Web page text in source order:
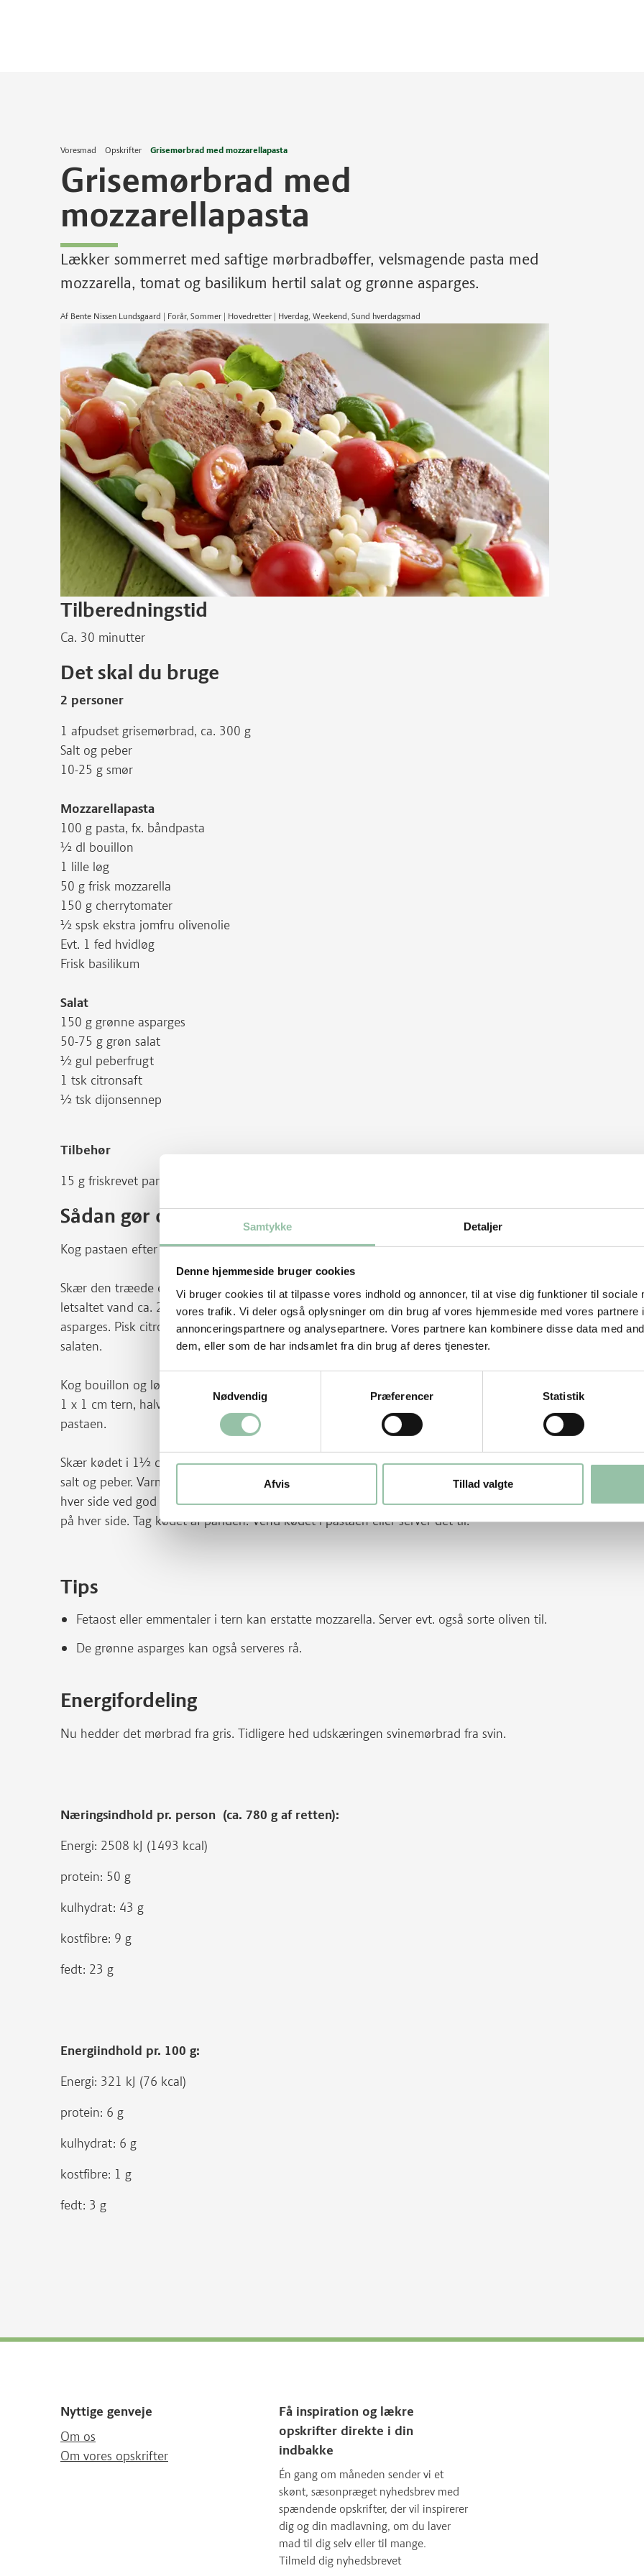
Samtykke Detaljer
Denne hjemmeside bruger cookies
Vi bruger cookies til at tilpasse vores indhold og annoncer, til at vise dig funktioner til sociale
vores trafik. Vi deler også oplysninger om din brug af vores hjemmeside med vores partnere
annonceringspartnere og analysepartnere. Vores partnere kan kombinere disse data med
dem, eller som de har indsamlet fra din brug af deres tjenester.
Nødvendig
Præferencer Statistik
Afvis Tillad valgte
Voresmad Opskrifter Grisemørbrad med mozzarellapasta
Grisemørbrad med
mozzarellapasta
Lækker sommerret med saftige mørbradbøffer, velsmagende pasta med
mozzarella, tomat og basilikum hertil salat og grønne asparges.
Af Bente Nissen Lundsgaard | Forår, Sommer | Hovedretter | Hverdag, Weekend, Sund hverdagsmad
Tilberedningstid
Ca. 30 minutter
Det skal du bruge
2 personer
1 afpudset grisemørbrad, ca. 300 g
Salt og peber
10-25 g smør
Mozzarellapasta
100 g pasta, fx. båndpasta
½ dl bouillon
1 lille løg
50 g frisk mozzarella
150 g cherrytomater
½ spsk ekstra jomfru olivenolie
Evt. 1 fed hvidløg
Frisk basilikum
Salat
150 g grønne asparges
50-75 g grøn salat
½ gul peberfrugt
1 tsk citronsaft
½ tsk dijonsennep
Tilbehør
15 g friskrevet parmesan
Sådan gør du
Kog pastaen efter anvisning på emballagen og lad den dryppe af i en si.
Skær den træede ende af aspargesene. Skær dem i stykker på 3 cm og damp dem i
letsaltet vand ca. 2 minutter. Skær salat og peberfrugt i strimler og bland det med
asparges. Pisk citronsaft, dijonsennep, evt. lidt vand, salt og peber sammen og vend det i
salaten.
Kog bouillon og løg i tern i en gryde ca. 5 minutter. Vend det i pastaen. Bland mozzarella i
1 x 1 cm tern, halve tomater, olie, evt. presset hvidløg, 1 dl basilikumblade, salt og peber i
pastaen.
Skær kødet i 1½ cm tykke skiver. Dup dem tørre med køkkenrulle. Krydr bøfferne med
salt og peber. Varm smørret på en pande til det er gyldent. Brun bøfferne ca. 1 minut på
hver side ved god varme. Skru ned til middelvarme og steg bøfferne færdige ca. 1 minut
på hver side. Tag kødet af panden. Vend kødet i pastaen eller servér det til.
Tips
Fetaost eller emmentaler i tern kan erstatte mozzarella. Server evt. også sorte oliven til.
De grønne asparges kan også serveres rå.
Energifordeling
Nu hedder det mørbrad fra gris. Tidligere hed udskæringen svinemørbrad fra svin.
Næringsindhold pr. person (ca. 780 g af retten):
Energi: 2508 kJ (1493 kcal)
protein: 50 g
kulhydrat: 43 g
kostfibre: 9 g
fedt: 23 g
Energiindhold pr. 100 g:
Energi: 321 kJ (76 kcal)
protein: 6 g
kulhydrat: 6 g
kostfibre: 1 g
fedt: 3 g
Nyttige genveje
Om os
Om vores opskrifter
Få inspiration og lækre
opskrifter direkte i din
indbakke
Én gang om måneden sender vi et
skønt, sæsonpræget nyhedsbrev med
spændende opskrifter, der vil inspirerer
dig og din madlavning, om du laver
mad til dig selv eller til mange.
Tilmeld dig nyhedsbrevet